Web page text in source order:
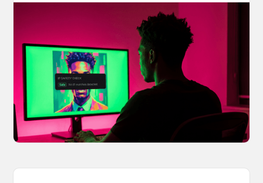
Your AI Creations, Protected: How
OpenArt's IP Safety Check Keeps
Creators Safe
You made something you love, but is it safe to
share? OpenArt's IP Safety Check, powered
by CopySight, lets you scan your creations for
potential IP issues before they leave your
hands.
April 2, 2026